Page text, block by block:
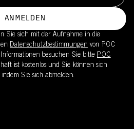
ANMELDEN
Sie sich mit der Aufnahme in die
Datenschutzbestimmungen von POC
besuchen Sie bitte POC
ist kostenlos und Sie können sich
Sie sich abmelden.